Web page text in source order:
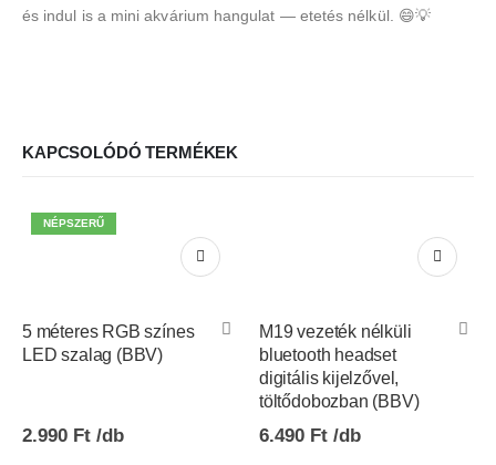
és indul is a mini akvárium hangulat — etetés nélkül. 😄💡
KAPCSOLÓDÓ TERMÉKEK
NÉPSZERŰ
5 méteres RGB színes
LED szalag (BBV)
2.990 Ft
M19 vezeték nélküli
bluetooth headset
digitális kijelzővel,
töltődobozban (BBV)
6.490 Ft